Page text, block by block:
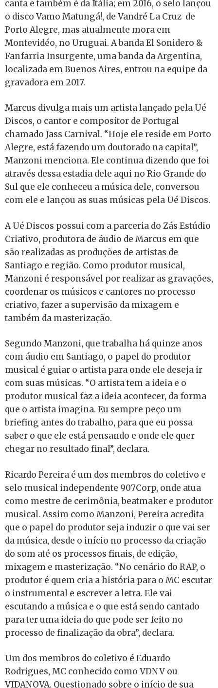
canta e também é da Itália; em 2016, o selo lançou
o disco Vamo Matungá!, de Vandré La Cruz de
Porto Alegre, mas atualmente mora em
Montevidéo, no Uruguai. A banda El Sonidero &
Fanfarria Insurgente, uma banda da Argentina,
localizada em Buenos Aires, entrou na equipe da
gravadora em 2017.
Marcus divulga mais um artista lançado pela Ué
Discos, o cantor e compositor de Portugal
chamado Jass Carnival. “Hoje ele reside em Porto
Alegre, está fazendo um doutorado na capital”,
Manzoni menciona. Ele continua dizendo que foi
através dessa estadia dele aqui no Rio Grande do
Sul que ele conheceu a música dele, conversou
com ele e lançou as suas músicas pela Ué Discos.
A Ué Discos possui com a parceria do Zás Estúdio
Criativo, produtora de áudio de Marcus em que
são realizadas as produções de artistas de
Santiago e região. Como produtor musical,
Manzoni é responsável por realizar as gravações,
coordenar os músicos e cantores no processo
criativo, fazer a supervisão da mixagem e
também da masterização.
Segundo Manzoni, que trabalha há quinze anos
com áudio em Santiago, o papel do produtor
musical é guiar o artista para onde ele deseja ir
com suas músicas. “O artista tem a ideia e o
produtor musical faz a ideia acontecer, da forma
que o artista imagina. Eu sempre peço um
briefing antes do trabalho, para que eu possa
saber o que ele está pensando e onde ele quer
chegar no resultado final”, declara.
Ricardo Pereira é um dos membros do coletivo e
selo musical independente 907Corp, onde atua
como mestre de cerimônia, beatmaker e produtor
musical. Assim como Manzoni, Pereira acredita
que o papel do produtor seja induzir o que vai ser
da música, desde o início no processo da criação
do som até os processos finais, de edição,
mixagem e masterização. “No cenário do RAP, o
produtor é quem cria a história para o MC escutar
o instrumental e escrever a letra. Ele vai
escutando a música e o que está sendo cantado
para ter uma ideia do que pode ser feito no
processo de finalização da obra”, declara.
Um dos membros do coletivo é Eduardo
Rodrigues, MC conhecido como VDNV ou
VIDANOVA. Questionado sobre o início de sua